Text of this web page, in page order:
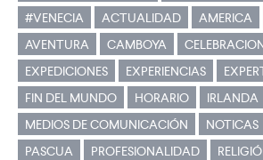
#VENECIA
ACTUALIDAD AMERICA
AVENTURA
CAMBOYA
EXPEDICIONES
EXPERIENCIAS
FIN DEL MUNDO
HORARIO IRLANDA
MEDIOS DE COMUNICACIÓN
NOTICAS
PASCUA
PROFESIONALIDAD